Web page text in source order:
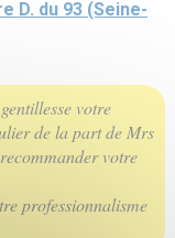
D. du 93 (Seine-
votre
de la part de Mrs
votre
professionnalisme